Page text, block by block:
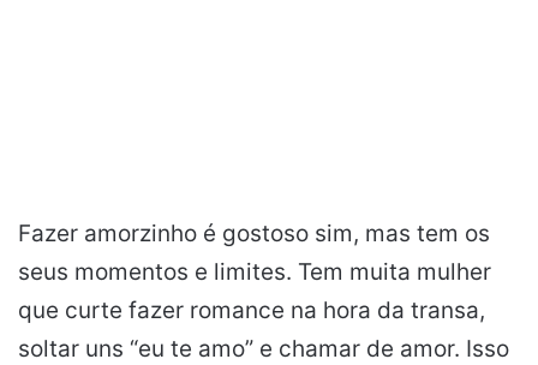
Fazer amorzinho é gostoso sim, mas tem os
seus momentos e limites. Tem muita mulher
que curte fazer romance na hora da transa,
soltar uns “eu te amo” e chamar de amor. Isso